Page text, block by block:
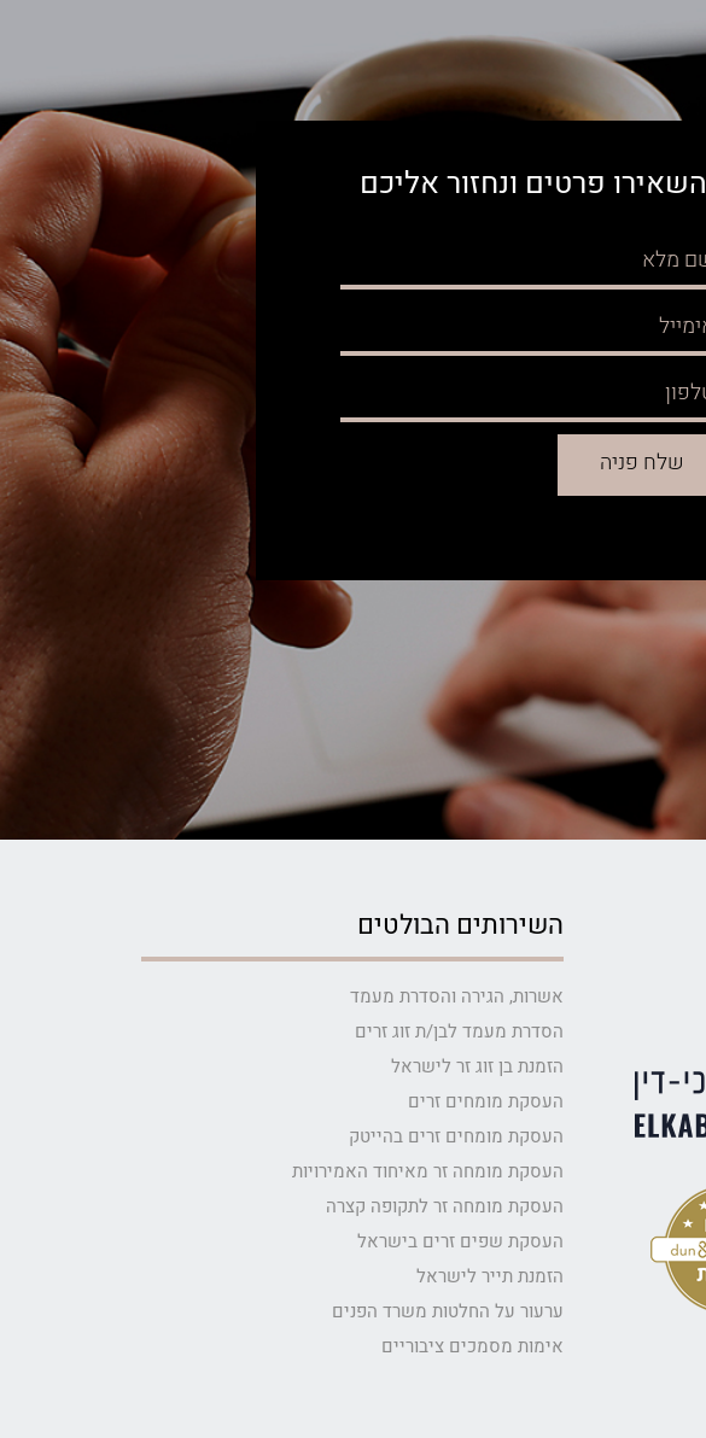
השאירו פרטים ונחזור אליכם
השירותים הבולטים
אשרות, הגירה והסדרת מעמד
הסדרת מעמד לבן/ת זוג זרים
הזמנת בן זוג זר לישראל
העסקת מומחים זרים
העסקת מומחים זרים בהייטק
העסקת מומחה זר מאיחוד האמירויות
העסקת מומחה זר לתקופה קצרה
העסקת שפים זרים בישראל
הזמנת תייר לישראל
ערעור על החלטות משרד הפנים
אימות מסמכים ציבוריים